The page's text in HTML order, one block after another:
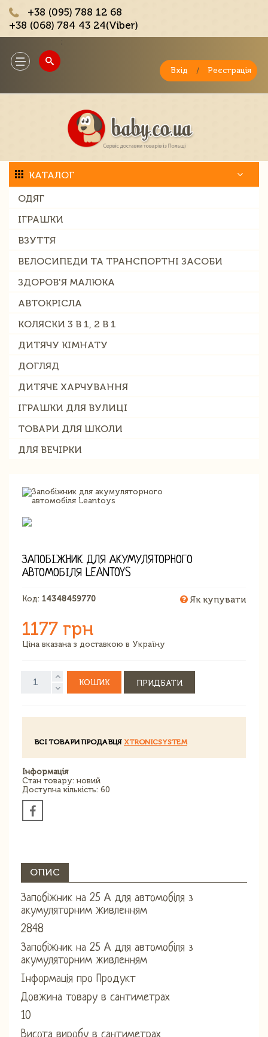
+38 (095) 788 12 68
+38 (068) 784 43 24(Viber)
Toggle
navigation
Вхід / Реєстрація
КАТАЛОГ
ОДЯГ
ІГРАШКИ
ВЗУТТЯ
ВЕЛОСИПЕДИ ТА ТРАНСПОРТНІ ЗАСОБИ
ЗДОРОВ'Я МАЛЮКА
АВТОКРІСЛА
КОЛЯСКИ 3 В 1, 2 В 1
ДИТЯЧУ КІМНАТУ
ДОГЛЯД
ДИТЯЧЕ ХАРЧУВАННЯ
ІГРАШКИ ДЛЯ ВУЛИЦІ
ТОВАРИ ДЛЯ ШКОЛИ
ДЛЯ ВЕЧІРКИ
ЗАПОБІЖНИК ДЛЯ АКУМУЛЯТОРНОГО
АВТОМОБІЛЯ LEANTOYS
Код: 14348459770 Як купувати
1177 грн
Ціна вказана з доставкою в Україну
КОШИК ПРИДБАТИ
ВСІ ТОВАРИ ПРОДАВЦЯ XTRONICSYSTEM
Інформація
Стан товару: новий
Доступна кількість: 60
ОПИС
Запобіжник на 25 А для автомобіля з
акумуляторним живленням
2848
Запобіжник на 25 А для автомобіля з
акумуляторним живленням
Інформація про Продукт
Довжина товару в сантиметрах
10